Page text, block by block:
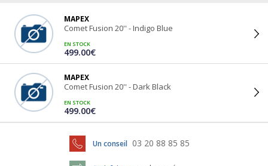
MAPEX
Comet Fusion 20'' - Indigo Blue
EN STOCK
499.00€
MAPEX
Comet Fusion 20'' - Dark Black
EN STOCK
499.00€
Un conseil 03 20 88 85 85